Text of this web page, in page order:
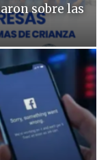
sobre las